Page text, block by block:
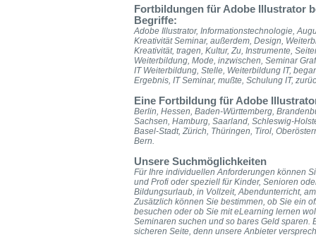
Fortbildungen für Adobe Illustrator
Begriffe:
Adobe Illustrator, Informationstechnologie,
Kreativität Seminar, außerdem, Design,
Kreativität, tragen, Kultur, Zu, Instrumente,
Weiterbildung, Mode, inzwischen, Seminar
IT Weiterbildung, Stelle, Weiterbildung IT,
Ergebnis, IT Seminar, mußte, Schulung IT,
Eine Fortbildung für Adobe
Berlin, Hessen, Baden-Württemberg,
Sachsen, Hamburg, Saarland, Schleswig-
Basel-Stadt, Zürich, Thüringen, Tirol,
Bern.
Unsere Suchmöglichkeiten
Für Ihre individuellen Anforderungen können
und Profi oder speziell für Kinder, Senioren
Bildungsurlaub, in Vollzeit, Abendunterricht,
Zusätzlich können Sie bestimmen, ob Sie ein
besuchen oder ob Sie mit eLearning lernen
Seminaren suchen und so bares Geld sparen.
sicheren Seite, denn unsere Anbieter